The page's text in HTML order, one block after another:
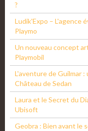
?
Ludik'Expo – L'agence
Playmo
Un nouveau concept
Playmobil
L'aventure de Guilmar
Château de Sedan
Laura et le Secret du
Ubisoft
Geobra : Bien avant le